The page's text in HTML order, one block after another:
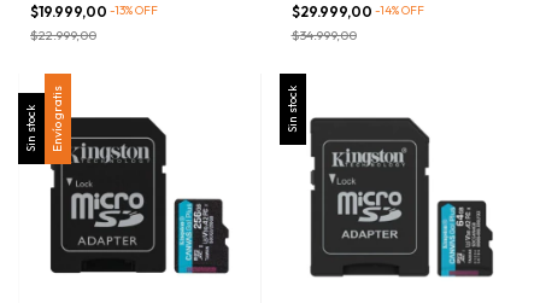
$19.999,00 -13%OFF
$22.999,00
$29.999,00 -14%OFF
$34.999,00
Sin stock Envío gratis Sin stock